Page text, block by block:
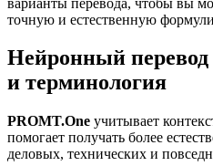
точную и естественную
Нейронный
и терминология
PROMT.One учитывает
помогает получать более
деловых, технических и